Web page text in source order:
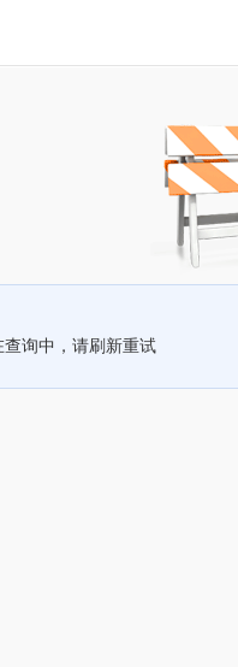
查询中，请刷新重试